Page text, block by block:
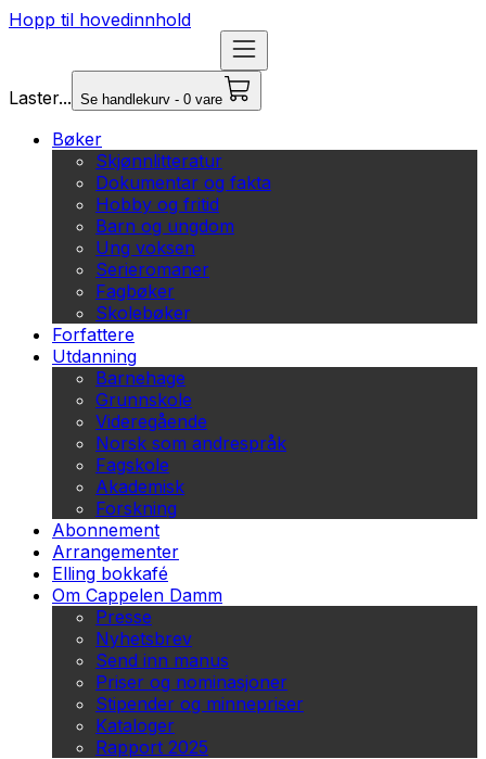
Hopp til hovedinnhold
Laster... Se handlekurv - 0 vare
Bøker
Skjønnlitteratur
Dokumentar og fakta
Hobby og fritid
Barn og ungdom
Ung voksen
Serieromaner
Fagbøker
Skolebøker
Forfattere
Utdanning
Barnehage
Grunnskole
Videregående
Norsk som andrespråk
Fagskole
Akademisk
Forskning
Abonnement
Arrangementer
Elling bokkafé
Om Cappelen Damm
Presse
Nyhetsbrev
Send inn manus
Priser og nominasjoner
Stipender og minnepriser
Kataloger
Rapport 2025